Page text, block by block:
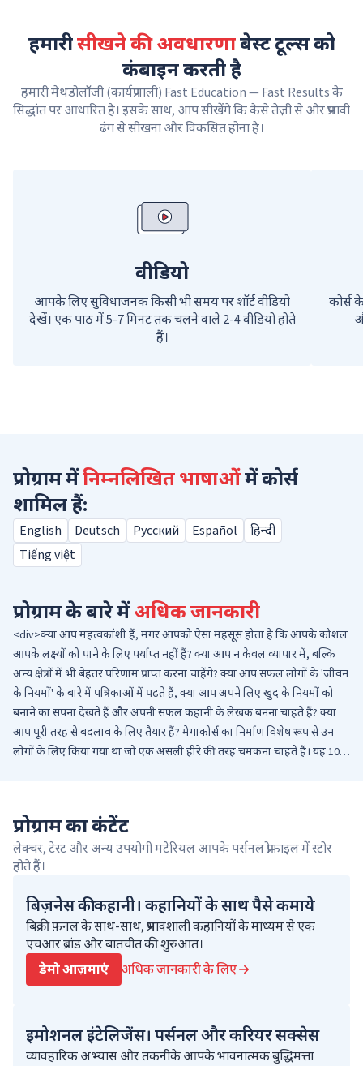
हमारीसीखने की अवधारणाबेस्ट टूल्स को
कंबाइन करती है
हमारी मेथडोलॉजी (कार्यप्रणाली) Fast Education — Fast Results के
सिद्धांत पर आधारित है। इसके साथ, आप सीखेंगे कि कैसे तेज़ी से और प्रभावी
ढंग से सीखना और विकसित होना है।
वीडियो
आपके लिए सुविधाजनक किसी भी समय पर शॉर्ट वीडियो
देखें। एक पाठ में 5-7 मिनट तक चलने वाले 2-4 वीडियो होते
हैं।
कोर्स
प्रोग्राम मेंनिम्नलिखित भाषाओंमें कोर्स
शामिल हैं:
English Deutsch Русский Español
हिन्दी
Tiếng việt
प्रोग्राम के बारे मेंअधिक जानकारी
<div>क्या आप महत्वकांशी हैं, मगर आपको ऐसा महसूस होता है कि आपके कौशल
आपके लक्ष्यों को पाने के लिए पर्याप्त नहीं हैं? क्या आप न केवल व्यापार में, बल्कि
अन्य क्षेत्रों में भी बेहतर परिणाम प्राप्त करना चाहेंगे? क्या आप सफल लोगों के 'जीवन
के नियमों' के बारे में पत्रिकाओं में पढ़ते हैं, क्या आप अपने लिए खुद के नियमों को
बनाने का सपना देखते हैं और अपनी सफल कहानी के लेखक बनना चाहते हैं? क्या
आप पूरी तरह से बदलाव के लिए तैयार हैं? मेगाकोर्स का निर्माण विशेष रूप से उन
लोगों के लिए किया गया था जो एक असली हीरे की तरह चमकना चाहते हैं। यह 10
मार्केटिंग। आपको अपने व्यवसाय की प्रगति के चरण-दर-चरण निर्देश प्राप्त होंगे। आप
सबसे मुश्किल ग्राहकों के साथ भी सफलतापूर्वक बातचीत करना सीखेंगे। आप सबसे
ज़्यादा संदेह करने वाले लोगों को आपसे खरीदारी करने वाले ग्राहकों में बदलना
सीखेंगे। आपको पता चलेगा कि आप अपनी भावनाओं को कैसे प्रबंधित करे और
अंदाज़ा लगा सकते हैं। आप अपनी असुरक्षाओं को भी दूर करेंगे और अपने जीवन पर
नियंत्रण रखेंगे। हम आपको सबसे प्रभावशाली तकनीके प्रदान करेंगे जिनका आप
पहले अभ्यास करेंगे और बाद में लागू करना सीखेंगे। इस मेगाकोर्स के लिए पंजीकरण
करना बहुत ही आसान है - 10 कोर्सेज का ये शानदार संकलन आप में उन सभी
कौशलों का निर्माण करेगा, जिनकी आवश्यकता आपको सफलता प्राप्त करने के लिए
प्रोग्राम का कंटेंट
लेक्चर, टेस्ट और अन्य उपयोगी मटेरियल आपके पर्सनल प्रोफाइल में स्टोर
होते हैं।
बिज़नेस की कहानी। कहानियों के साथ पैसे कमाये
बिक्री फ़नल के साथ-साथ, प्रभावशाली कहानियों के माध्यम से एक
एचआर ब्रांड और बातचीत की शुरुआत।
डेमो आज़माएं
अधिक जानकारी के लिए
इमोशनल इंटेलिजेंस। पर्सनल और करियर सक्सेस
व्यावहारिक अभ्यास और तकनीके आपके भावनात्मक बुद्धिमत्ता